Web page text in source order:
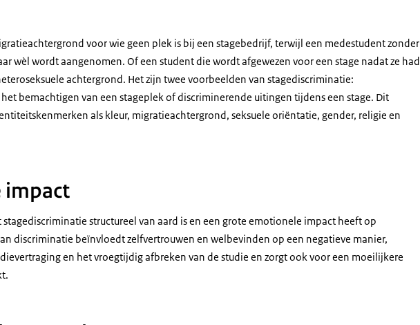
voor wie geen plek is bij een stagebedrijf, terwijl een medestudent zonder
wèl wordt aangenomen. Of een student die wordt afgewezen voor een stage nadat ze had
achtergrond. Het zijn twee voorbeelden van stagediscriminatie:
bemachtigen van een stageplek of discriminerende uitingen tijdens een stage. Dit
als kleur, migratieachtergrond, seksuele oriëntatie, gender, religie en
impact
structureel van aard is en een grote emotionele impact heeft op
discriminatie beïnvloedt zelfvertrouwen en welbevinden op een negatieve manier,
en het vroegtijdig afbreken van de studie en zorgt ook voor een moeilijkere